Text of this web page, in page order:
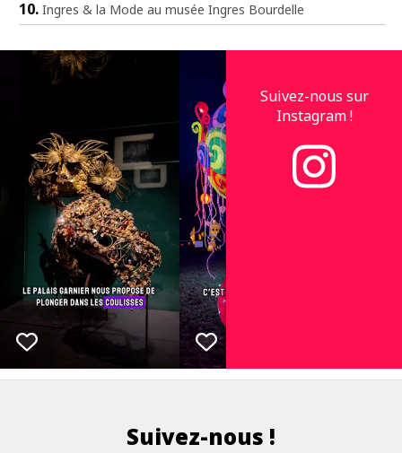
Ingres & la Mode au musée Ingres Bourdelle
Suivez-nous sur
Instagram !
Suivez-nous !